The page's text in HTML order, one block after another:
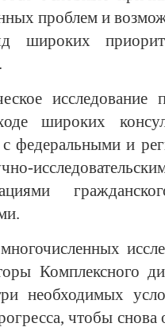
проблем и
широких
широких
федеральными и
Комплексного
необходимых
чтобы снова